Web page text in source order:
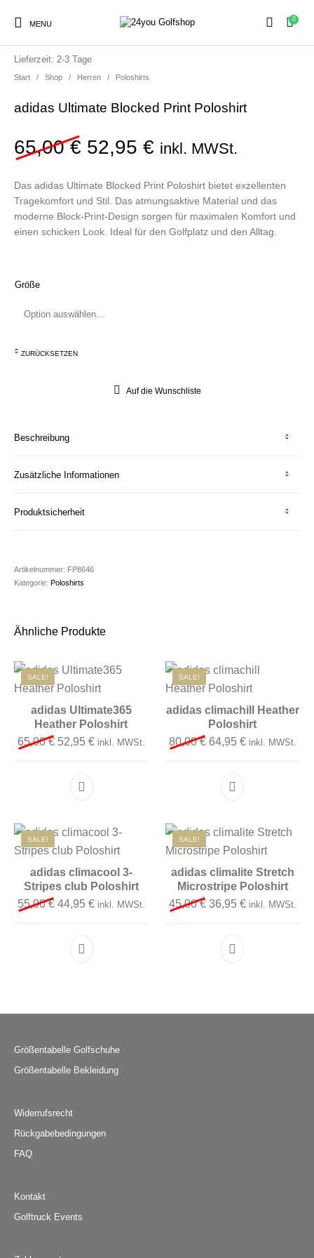
MENU
0
Sale Herren Damen Golfschuhe
SALE!
Start / Shop / Herren / Poloshirts
adidas Ultimate Blocked Print Poloshirt
65,00€ Ursprünglicher Preis
52,95€ Aktueller Preis
inkl. MWSt.
Das adidas Ultimate Blocked Print Poloshirt bietet exzellenten
Tragekomfort und Stil. Das atmungsaktive Material und das
moderne Block-Print-Design sorgen für maximalen Komfort und
einen schicken Look. Ideal für den Golfplatz und den Alltag.
Lieferzeit: 2-3 Tage
Größe
ZURÜCKSETZEN
Auf die Wunschliste
Beschreibung
Zusätzliche Informationen
Produktsicherheit
Artikelnummer: FP8646
Kategorie:Poloshirts
Ähnliche Produkte
SALE!
adidas Ultimate365
Heather Poloshirt
65,00€ Ursprünglicher Preis war: 65,00 €
52,95€Aktueller Preis ist: 52,95 €.
inkl. MWSt.
Dieses Produkt weist mehrere Varianten auf.
SALE!
adidas climachill Heather
Poloshirt
80,00€ Ursprünglicher Preis
64,95 €Aktueller
inkl. MWSt.
Dieses Produkt
SALE!
adidas climacool 3-
Stripes club Poloshirt
55,00€ Ursprünglicher Preis war: 55,00 €
44,95€Aktueller Preis ist: 44,95 €.
inkl. MWSt.
Dieses Produkt weist mehrere Varianten auf.
SALE!
adidas climalite Stretch
Microstripe Poloshirt
45,00€ Ursprünglicher Preis
36,95 €Aktueller
inkl. MWSt.
Dieses Produkt
Größentabelle Golfschuhe
Größentabelle Bekleidung
Widerrufsrecht
Rückgabebedingungen
FAQ
Kontakt
Golftruck Events